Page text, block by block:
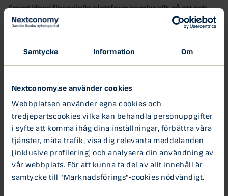
Samtycke Information Om
Nextconomy.se använder cookies
Webbplatsen använder egna cookies och
tredjepartscookies vilka kan behandla personuppgifter
i syfte att komma ihåg dina inställningar, förbättra våra
tjänster, mäta trafik, visa dig relevanta meddelanden
(inklusive profilering) och analysera din användning av
vår webbplats. För att kunna ta del av allt innehåll är
samtycke till "Marknadsförings"-cookies nödvändigt.
Framtidens finansiella plattform samlar allt på ett och
samma ställe
arbetar idag i en mängd olika IT-system, som var och ett
löser olika uppgifter. Det finns exempelvis ett system för
investeringar och Danske Bank utvecklar därför nu en
digital ”Financial Dashboard”. Företagskunderna får där
tillgång till alla sina finansiella data, beslutsunderlag och
analyser på ett och samma ställe. I förlängningen
kommer även plattformen att öppna upp för andra
tjänsteleverantörer i kundernas ekosystem.
Plattformen vänder sig både till större och mindre
företag och går att anpassa till olika roller på kundsidan,